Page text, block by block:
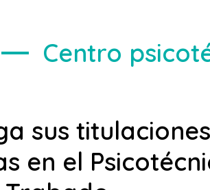
Centro
sus titulaciones
en el